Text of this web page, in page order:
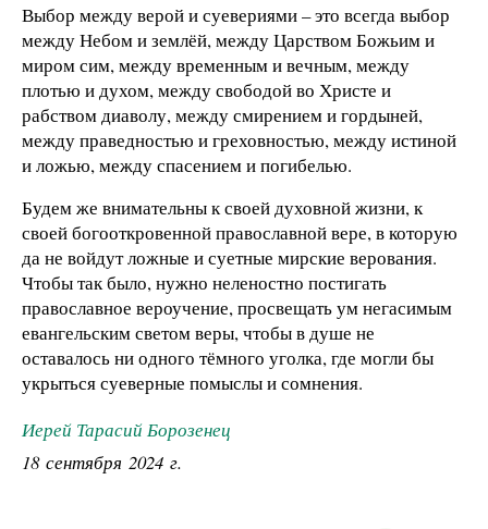
Выбор между верой и суевериями – это всегда выбор
между Небом и землёй, между Царством Божьим и
миром сим, между временным и вечным, между
плотью и духом, между свободой во Христе и
рабством диаволу, между смирением и гордыней,
между праведностью и греховностью, между истиной
и ложью, между спасением и погибелью.
Будем же внимательны к своей духовной жизни, к
своей богооткровенной православной вере, в которую
да не войдут ложные и суетные мирские верования.
Чтобы так было, нужно неленостно постигать
православное вероучение, просвещать ум негасимым
евангельским светом веры, чтобы в душе не
оставалось ни одного тёмного уголка, где могли бы
укрыться суеверные помыслы и сомнения.
Иерей Тарасий Борозенец
18 сентября 2024 г.